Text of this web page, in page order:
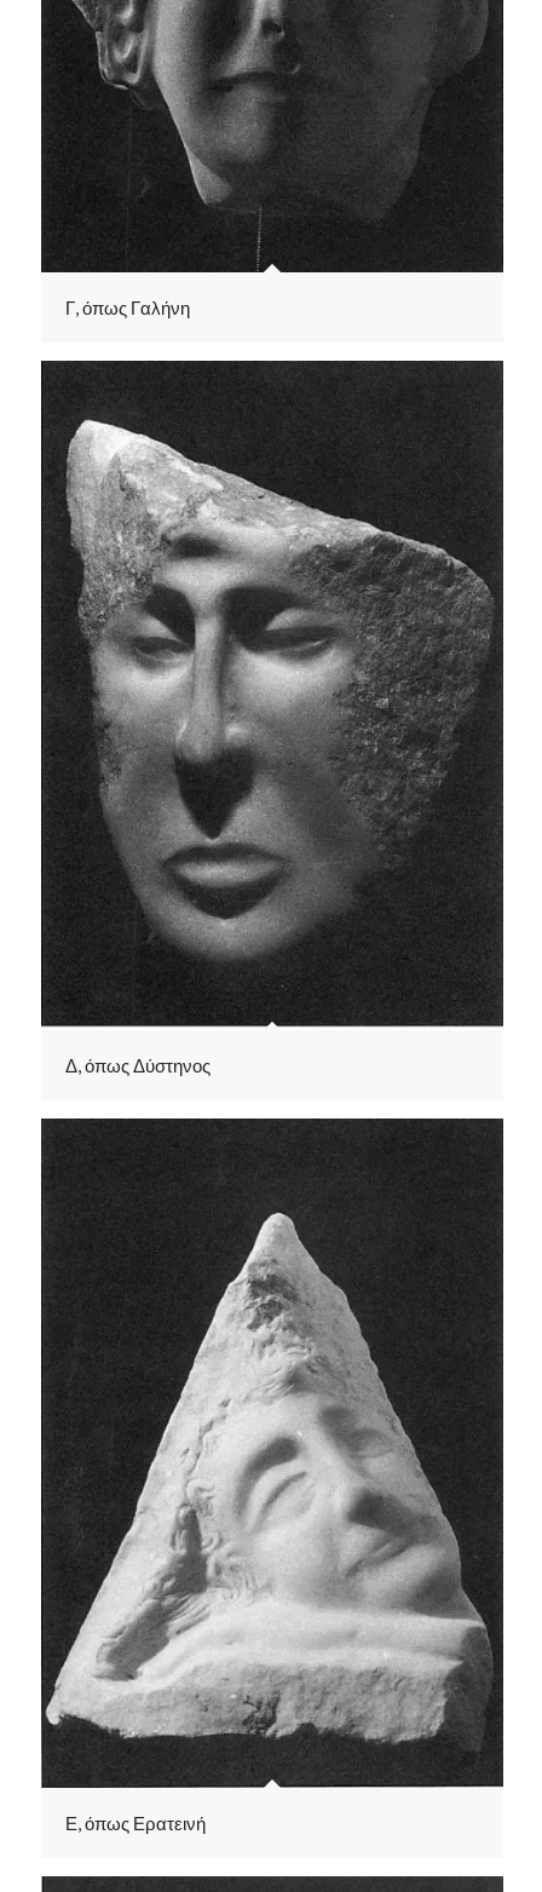
Γ, όπως Γαλήνη
Δ, όπως Δύστηνος
Ε, όπως Ερατεινή